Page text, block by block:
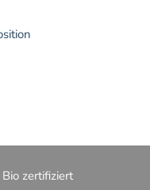
Bio zertifiziert